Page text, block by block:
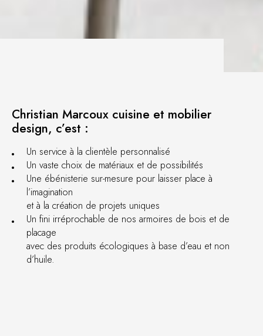
Christian Marcoux cuisine et mobilier
design, c’est :
Un service à la clientèle personnalisé
Un vaste choix de matériaux et de possibilités
Une ébénisterie sur-mesure pour laisser place à
l’imagination
et à la création de projets uniques
Un fini irréprochable de nos armoires de bois et de
placage
avec des produits écologiques à base d’eau et non
d’huile.